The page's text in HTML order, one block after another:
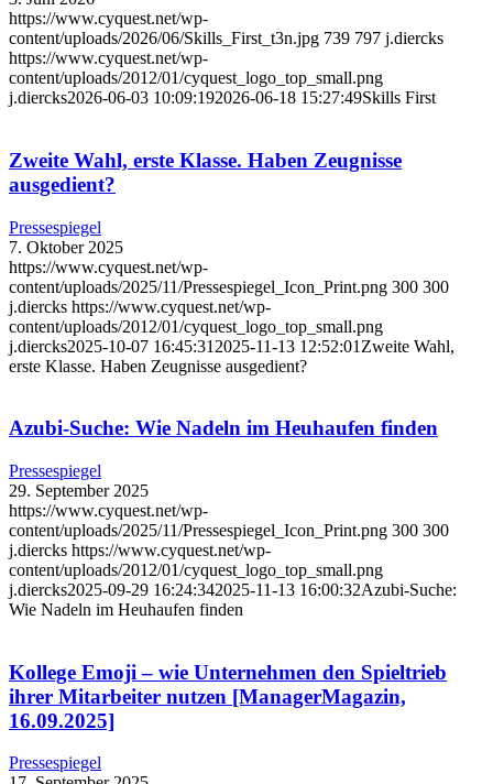
https://www.cyquest.net/wp-
content/uploads/2026/06/Skills_First_t3n.jpg 739 797 j.diercks
https://www.cyquest.net/wp-
content/uploads/2012/01/cyquest_logo_top_small.png
j.diercks2026-06-03 10:09:192026-06-18 15:27:49Skills First
Zweite Wahl, erste Klasse. Haben Zeugnisse
ausgedient?
Pressespiegel
7. Oktober 2025
https://www.cyquest.net/wp-
content/uploads/2025/11/Pressespiegel_Icon_Print.png 300 300
j.diercks https://www.cyquest.net/wp-
content/uploads/2012/01/cyquest_logo_top_small.png
j.diercks2025-10-07 16:45:31 2025-11-13 12:52:01 Zweite Wahl,
erste Klasse. Haben Zeugnisse ausgedient?
Azubi-Suche: Wie Nadeln im Heuhaufen finden
Pressespiegel
29. September 2025
https://www.cyquest.net/wp-
content/uploads/2025/11/Pressespiegel_Icon_Print.png 300 300
j.diercks https://www.cyquest.net/wp-
content/uploads/2012/01/cyquest_logo_top_small.png
j.diercks2025-09-29 16:24:342025-11-13 16:00:32Azubi-Suche:
Wie Nadeln im Heuhaufen finden
Kollege Emoji – wie Unternehmen den Spieltrieb
ihrer Mitarbeiter nutzen [ManagerMagazin,
16.09.2025]
Pressespiegel